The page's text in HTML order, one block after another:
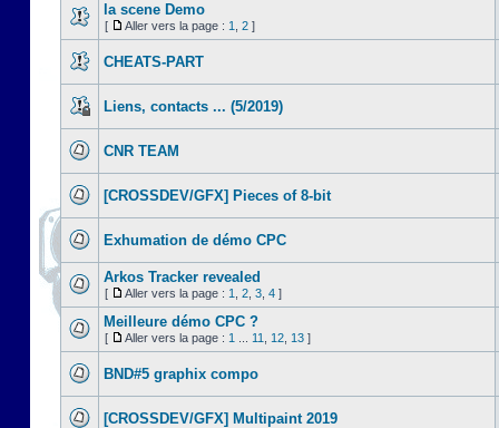
la scene Demo
[ Aller vers la page : 1 2 ]
CHEATS-PART
Liens, contacts ... (5/2019)
CNR TEAM
[CROSSDEV/GFX] Pieces of 8-bit
Exhumation de démo CPC
Arkos Tracker revealed
[ Aller vers la page : 1 2 3 4 ]
Meilleure démo CPC ?
[ Aller vers la page : 1 11 12 13 ]
BND#5 graphix compo
[CROSSDEV/GFX] Multipaint 2019